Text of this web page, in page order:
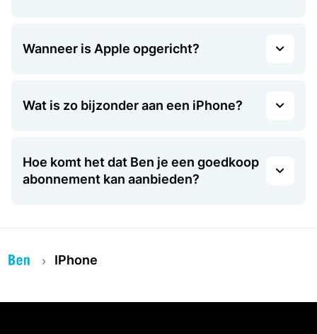
Wanneer is Apple opgericht?
Wat is zo bijzonder aan een iPhone?
Hoe komt het dat Ben je een goedkoop
abonnement kan aanbieden?
IPhone